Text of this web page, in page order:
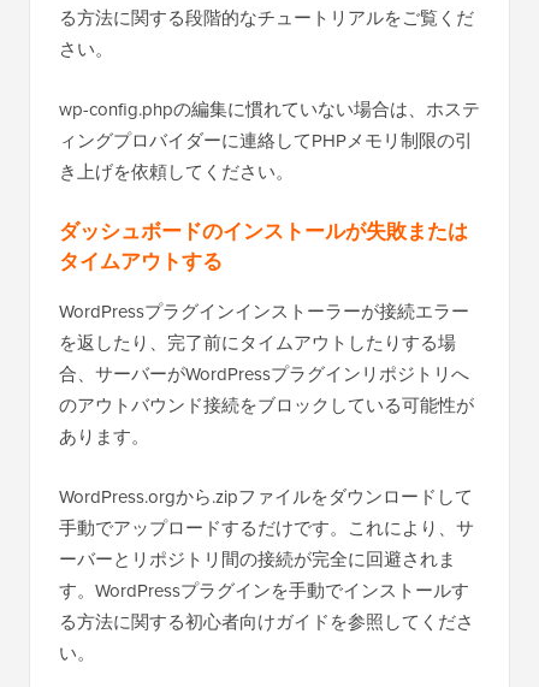
る方法に関する段階的なチュートリアルをご覧くだ
さい。
wp-config.phpの編集に慣れていない場合は、ホステ
ィングプロバイダーに連絡してPHPメモリ制限の引
き上げを依頼してください。
ダッシュボードのインストールが失敗または
タイムアウトする
WordPressプラグインインストーラーが接続エラー
を返したり、完了前にタイムアウトしたりする場
合、サーバーがWordPressプラグインリポジトリへ
のアウトバウンド接続をブロックしている可能性が
あります。
WordPress.orgから.zipファイルをダウンロードして
手動でアップロードするだけです。これにより、サ
ーバーとリポジトリ間の接続が完全に回避されま
す。WordPressプラグインを手動でインストールす
る方法に関する初心者向けガイドを参照してくださ
い。